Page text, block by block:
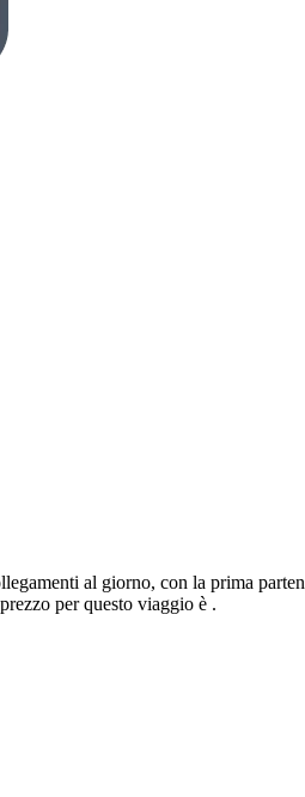
al giorno, con la prima
per questo viaggio è .